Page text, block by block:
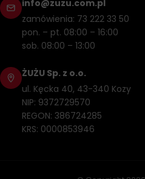
info@zuzu.com.pl
zamówienia: 73 222 33 50
pon. – pt. 08:00 – 16:00
sob. 08:00 – 13:00
ŻUŻU Sp. z o.o.
ul. Kęcka 40, 43-340 Kozy
NIP: 9372729570
REGON: 386724285
KRS: 0000853946